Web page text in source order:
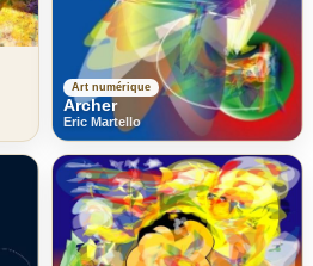
Art numérique
Archer
Eric Martello